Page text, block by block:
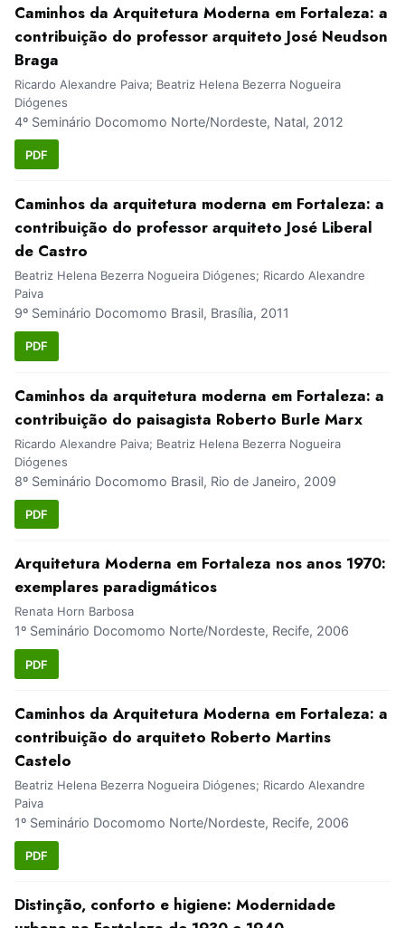
Caminhos da Arquitetura Moderna em Fortaleza: a
contribuição do professor arquiteto José Neudson
Braga
Ricardo Alexandre Paiva; Beatriz Helena Bezerra Nogueira
Diógenes
4º Seminário Docomomo Norte/Nordeste, Natal, 2012
PDF
Caminhos da arquitetura moderna em Fortaleza: a
contribuição do professor arquiteto José Liberal
de Castro
Beatriz Helena Bezerra Nogueira Diógenes; Ricardo Alexandre
Paiva
9º Seminário Docomomo Brasil, Brasília, 2011
PDF
Caminhos da arquitetura moderna em Fortaleza: a
contribuição do paisagista Roberto Burle Marx
Ricardo Alexandre Paiva; Beatriz Helena Bezerra Nogueira
Diógenes
8º Seminário Docomomo Brasil, Rio de Janeiro, 2009
PDF
Arquitetura Moderna em Fortaleza nos anos 1970:
exemplares paradigmáticos
Renata Horn Barbosa
1º Seminário Docomomo Norte/Nordeste, Recife, 2006
PDF
Caminhos da Arquitetura Moderna em Fortaleza: a
contribuição do arquiteto Roberto Martins
Castelo
Beatriz Helena Bezerra Nogueira Diógenes; Ricardo Alexandre
Paiva
1º Seminário Docomomo Norte/Nordeste, Recife, 2006
PDF
Distinção, conforto e higiene: Modernidade